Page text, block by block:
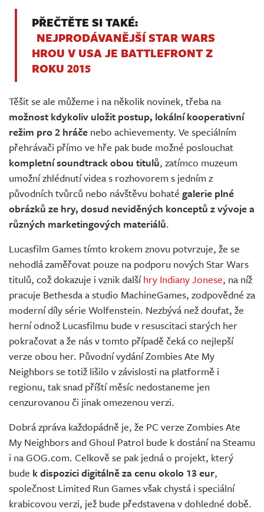
PŘEČTĚTE SI TAKÉ:
NEJPRODÁVANĚJŠÍ STAR WARS
HROU V USA JE BATTLEFRONT Z
ROKU 2015
Těšit se ale můžeme i na několik novinek, třeba na
možnost kdykoliv uložit postup, lokální kooperativní
režim pro 2 hráče nebo achievementy. Ve speciálním
přehrávači přímo ve hře pak bude možné poslouchat
kompletní soundtrack obou titulů, zatímco muzeum
umožní zhlédnutí videa s rozhovorem s jedním z
původních tvůrců nebo návštěvu bohaté galerie plné
obrázků ze hry, dosud neviděných konceptů z vývoje a
různých marketingových materiálů.
Lucasfilm Games tímto krokem znovu potvrzuje, že se
nehodlá zaměřovat pouze na podporu nových Star Wars
titulů, což dokazuje i vznik dalšíhry Indiany Jonese, na níž
pracuje Bethesda a studio MachineGames, zodpovědné za
moderní díly série Wolfenstein. Nezbývá než doufat, že
herní odnož Lucasfilmu bude v resuscitaci starých her
pokračovat a že nás v tomto případě čeká co nejlepší
verze obou her. Původní vydání Zombies Ate My
Neighbors se totiž lišilo v závislosti na platformě i
regionu, tak snad příští měsíc nedostaneme jen
cenzurovanou či jinak omezenou verzi.
Dobrá zpráva každopádně je, že PC verze Zombies Ate
My Neighbors and Ghoul Patrol bude k dostání na Steamu
i na GOG.com. Celkově se pak jedná o projekt, který
bude k dispozici digitálně za cenu okolo 13 eur,
společnost Limited Run Games však chystá i speciální
krabicovou verzi, jež bude představena v dohledné době.